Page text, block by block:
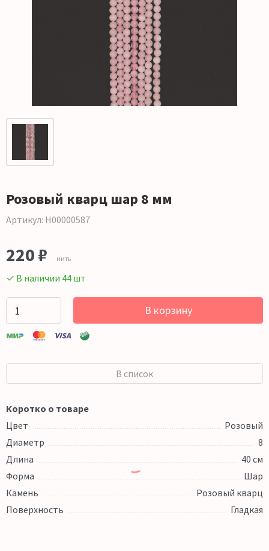
Розовый кварц шар 8 мм
Артикул: Н00000587
220 ₽ нить
✓ В наличии 44 шт
В корзину
В список
Коротко о товаре
Цвет
Розовый
Диаметр
8
Длина
40 см
Форма
Шар
Камень
Розовый кварц
Поверхность
Гладкая